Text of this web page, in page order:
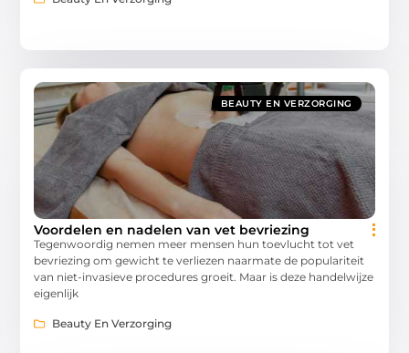
BEAUTY EN VERZORGING
Voordelen en nadelen van vet bevriezing
Tegenwoordig nemen meer mensen hun toevlucht tot vet
bevriezing om gewicht te verliezen naarmate de populariteit
van niet-invasieve procedures groeit. Maar is deze handelwijze
eigenlijk
Beauty En Verzorging